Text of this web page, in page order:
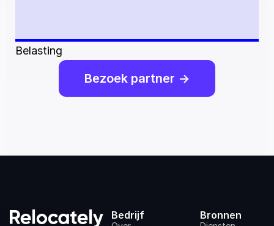
Belasting
Bezoek partner ->
Bedrijf Bronnen